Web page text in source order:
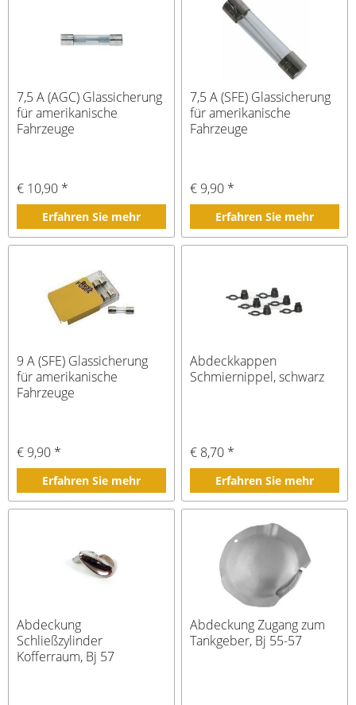
7,5 A (AGC) Glassicherung
für amerikanische
Fahrzeuge
€ 10,90 *
Erfahren Sie mehr
7,5 A (SFE) Glassicherung
für amerikanische
Fahrzeuge
€ 9,90 *
Erfahren Sie mehr
9 A (SFE) Glassicherung
für amerikanische
Fahrzeuge
€ 9,90 *
Erfahren Sie mehr
Abdeckkappen
Schmiernippel, schwarz
€ 8,70 *
Erfahren Sie mehr
Abdeckung
Schließzylinder
Kofferraum, Bj 57
Abdeckung Zugang zum
Tankgeber, Bj 55-57